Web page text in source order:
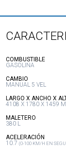
COMBUSTIBLE:
GASOLINA
CAMBIO
MANUAL 5 VEL
LARGO X ANCHO X
4108 X 1780 X 1459
MALETERO
380 L
ACELERACIÓN
10.7 (0-100 KM/H EN